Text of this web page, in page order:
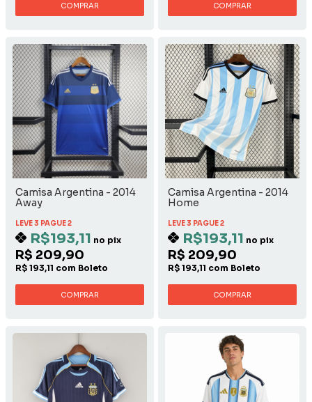
COMPRAR COMPRAR
Camisa Argentina - 2014
Away
LEVE 3 PAGUE 2
R$193,11 no pix
R$ 209,90
R$ 193,11 com Boleto
COMPRAR
Camisa Argentina - 2014
Home
LEVE 3 PAGUE 2
R$193,11 no pix
R$ 209,90
R$ 193,11 com Boleto
COMPRAR